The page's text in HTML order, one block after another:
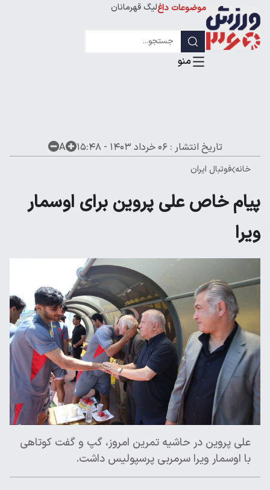
موضوعات داغلیگ قهرمانان
تاریخ انتشار :۰۶ خرداد ۱۴۰۳ - ۱۵:۴۸ A
خانه فوتبال ایران
پیام خاص علی پروین برای اوسمار
ویرا
علی پروین در حاشیه تمرین امروز، گپ و گفت کوتاهی
با اوسمار ویرا سرمربی پرسپولیس داشت.